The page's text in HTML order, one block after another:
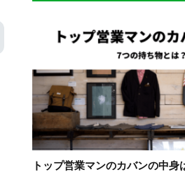
トップ営業マンのカバンの中身